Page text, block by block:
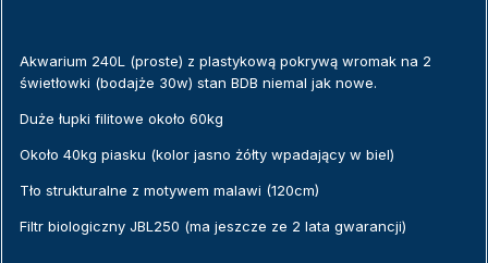
Akwarium 240L (proste) z plastykową pokrywą wromak na 2
świetłowki (bodajże 30w) stan BDB niemal jak nowe.
Duże łupki filitowe około 60kg
Około 40kg piasku (kolor jasno żółty wpadający w biel)
Tło strukturalne z motywem malawi (120cm)
Filtr biologiczny JBL250 (ma jeszcze ze 2 lata gwarancji)